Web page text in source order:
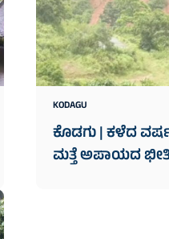
KODAGU
ಕೊಡಗು | ಕಳೆದ
ಮತ್ತೆ ಅಪಾಯದ